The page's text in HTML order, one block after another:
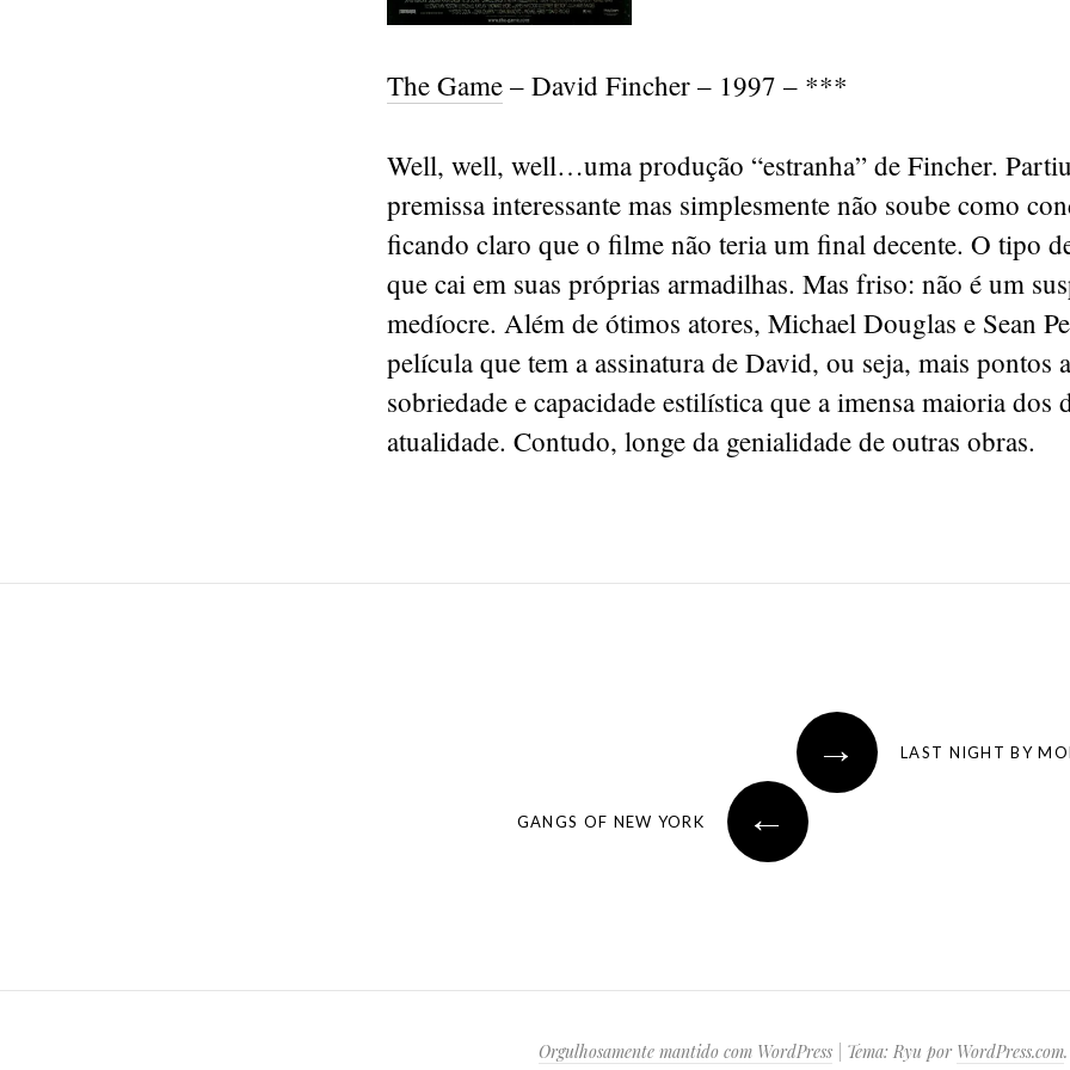
The Game – David Fincher – 1997 – ***
Well, well, well…uma produção “estranha” de Fincher.
premissa interessante mas simplesmente não soube como
ficando claro que o filme não teria um final decente. O tipo
que cai em suas próprias armadilhas. Mas friso: não é um
medíocre. Além de ótimos atores, Michael Douglas e Sean
película que tem a assinatura de David, ou seja, mais pontos
sobriedade e capacidade estilística que a imensa maioria dos
atualidade. Contudo, longe da genialidade de outras obras.
→ LAST NIGHT BY
←
GANGS OF NEW YORK
Orgulhosamente mantido com WordPress Tema: Ryu por WordPress.com.